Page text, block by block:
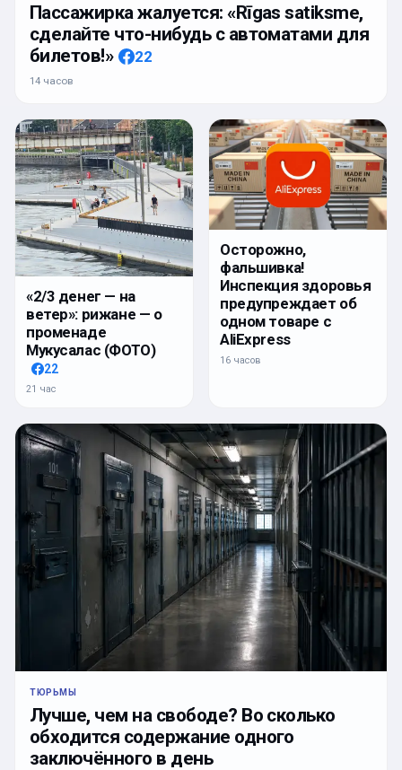
Пассажирка жалуется: «Rīgas satiksme,
сделайте что-нибудь с автоматами для
билетов!»
22
14 часов
«2/3 денег — на
ветер»: рижане — о
променаде
Мукусалас (ФОТО)
22
21 час
Осторожно,
фальшивка!
Инспекция здоровья
предупреждает об
одном товаре с
AliExpress
16 часов
ТЮРЬМЫ
Лучше, чем на свободе? Во сколько
обходится содержание одного
заключённого в день